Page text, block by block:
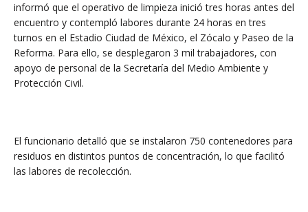
informó que el operativo de limpieza inició tres horas antes del
encuentro y contempló labores durante 24 horas en tres
turnos en el Estadio Ciudad de México, el Zócalo y Paseo de la
Reforma. Para ello, se desplegaron 3 mil trabajadores, con
apoyo de personal de la Secretaría del Medio Ambiente y
Protección Civil.
El funcionario detalló que se instalaron 750 contenedores para
residuos en distintos puntos de concentración, lo que facilitó
las labores de recolección.